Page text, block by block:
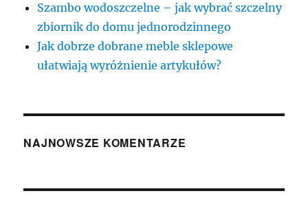
Szambo wodoszczelne – jak wybrać szczelny
zbiornik do domu jednorodzinnego
Jak dobrze dobrane meble sklepowe
ułatwiają wyróżnienie artykułów?
NAJNOWSZE KOMENTARZE